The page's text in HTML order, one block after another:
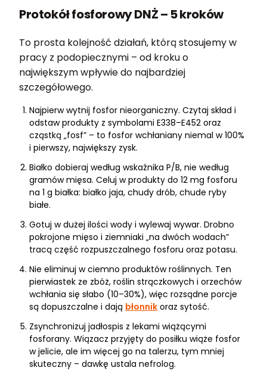
Protokół fosforowy DNŻ – 5 kroków
To prosta kolejność działań, którą stosujemy w
pracy z podopiecznymi – od kroku o
największym wpływie do najbardziej
szczegółowego.
Najpierw wytnij fosfor nieorganiczny. Czytaj skład i
odstaw produkty z symbolami E338–E452 oraz
cząstką „fosf” – to fosfor wchłaniany niemal w 100%
i pierwszy, największy zysk.
Białko dobieraj według wskaźnika P/B, nie według
gramów mięsa. Celuj w produkty do 12 mg fosforu
na 1 g białka: białko jaja, chudy drób, chude ryby
białe.
Gotuj w dużej ilości wody i wylewaj wywar. Drobno
pokrojone mięso i ziemniaki „na dwóch wodach”
tracą część rozpuszczalnego fosforu oraz potasu.
Nie eliminuj w ciemno produktów roślinnych. Ten
pierwiastek ze zbóż, roślin strączkowych i orzechów
wchłania się słabo (10–30%), więc rozsądne porcje
są dopuszczalne i dają błonnik oraz sytość.
Zsynchronizuj jadłospis z lekami wiążącymi
fosforany. Wiązacz przyjęty do posiłku wiąże fosfor
w jelicie, ale im więcej go na talerzu, tym mniej
skuteczny – dawkę ustala nefrolog.